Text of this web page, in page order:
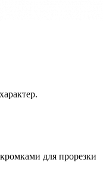
для прорезки